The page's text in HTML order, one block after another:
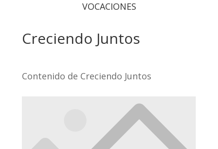
VOCACIONES
Creciendo Juntos
Contenido de Creciendo Juntos